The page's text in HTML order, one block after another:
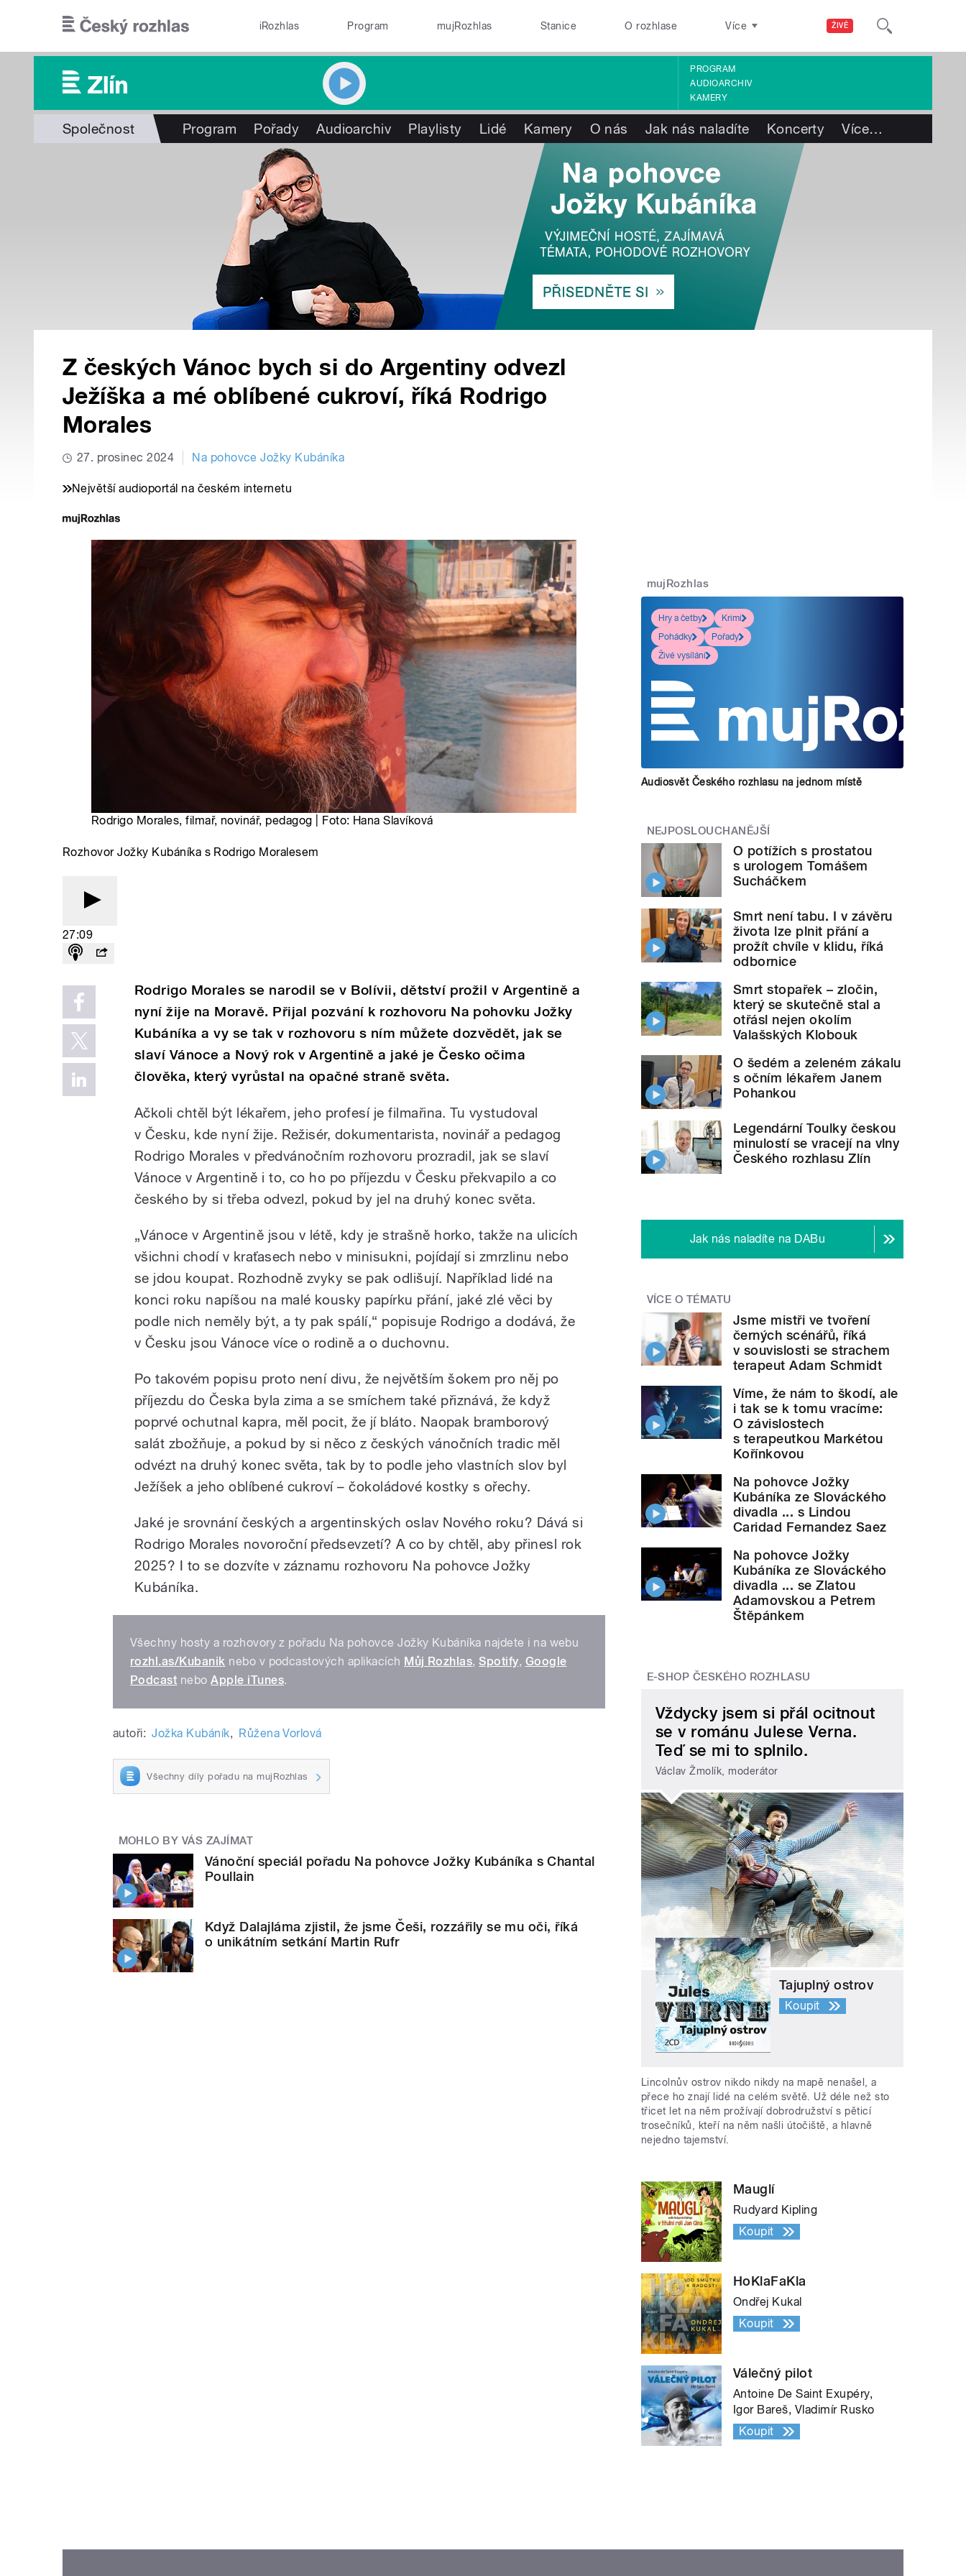
ŽIVĚ
iRozhlas Program mujRozhlas Stanice O rozhlase Více
PROGRAM
AUDIOARCHIV
KAMERY
Společnost Program Pořady Audioarchiv Playlisty Lidé Kamery O nás Jak nás naladíte Koncerty Více…
Z českých Vánoc bych si do Argentiny odvezl
Ježíška a mé oblíbené cukroví, říká Rodrigo
Morales
27. prosinec 2024 Na pohovce Jožky Kubáníka
Největší audioportál na českém internetu
Rodrigo Morales, filmař, novinář, pedagog | Foto: Hana Slavíková
Rozhovor Jožky Kubáníka s Rodrigo Moralesem
27:09
Rodrigo Morales se narodil se v Bolívii, dětství prožil v Argentině a
nyní žije na Moravě. Přijal pozvání k rozhovoru Na pohovku Jožky
Kubáníka a vy se tak v rozhovoru s ním můžete dozvědět, jak se
slaví Vánoce a Nový rok v Argentině a jaké je Česko očima
člověka, který vyrůstal na opačné straně světa.
Ačkoli chtěl být lékařem, jeho profesí je filmařina. Tu vystudoval
v Česku, kde nyní žije. Režisér, dokumentarista, novinář a pedagog
Rodrigo Morales v předvánočním rozhovoru prozradil, jak se slaví
Vánoce v Argentině i to, co ho po příjezdu v Česku překvapilo a co
českého by si třeba odvezl, pokud by jel na druhý konec světa.
„Vánoce v Argentině jsou v létě, kdy je strašně horko, takže na ulicích
všichni chodí v kraťasech nebo v minisukni, pojídají si zmrzlinu nebo
se jdou koupat. Rozhodně zvyky se pak odlišují. Například lidé na
konci roku napíšou na malé kousky papírku přání, jaké zlé věci by
podle nich neměly být, a ty pak spálí,“ popisuje Rodrigo a dodává, že
v Česku jsou Vánoce více o rodině a o duchovnu.
Po takovém popisu proto není divu, že největším šokem pro něj po
příjezdu do Česka byla zima a se smíchem také přiznává, že když
poprvé ochutnal kapra, měl pocit, že jí bláto. Naopak bramborový
salát zbožňuje, a pokud by si něco z českých vánočních tradic měl
odvézt na druhý konec světa, tak by to podle jeho vlastních slov byl
Ježíšek a jeho oblíbené cukroví – čokoládové kostky s ořechy.
Jaké je srovnání českých a argentinských oslav Nového roku? Dává si
Rodrigo Morales novoroční předsevzetí? A co by chtěl, aby přinesl rok
2025? I to se dozvíte v záznamu rozhovoru Na pohovce Jožky
Kubáníka.
Všechny hosty a rozhovory z pořadu Na pohovce Jožky Kubáníka najdete i na webu
rozhl.as/Kubanik nebo v podcastových aplikacích Můj Rozhlas,Spotify, Google
Podcast neboApple iTunes.
autoři: Jožka Kubáník, Růžena Vorlová
Všechny díly pořadu na mujRozhlas
MOHLO BY VÁS ZAJÍMAT
Vánoční speciál pořadu Na pohovce Jožky Kubáníka s Chantal
Poullain
Když Dalajláma zjistil, že jsme Češi, rozzářily se mu oči, říká
o unikátním setkání Martin Rufr
mujRozhlas
Hry a četby
Krimi
Pohádky
Pořady
Živé vysílání
Audiosvět Českého rozhlasu na jednom místě
NEJPOSLOUCHANĚJŠÍ
O potížích s prostatou
s urologem Tomášem
Sucháčkem
Smrt není tabu. I v závěru
života lze plnit přání a
prožít chvíle v klidu, říká
odbornice
Smrt stopařek – zločin,
který se skutečně stal a
otřásl nejen okolím
Valašských Klobouk
O šedém a zeleném zákalu
s očním lékařem Janem
Pohankou
Legendární Toulky českou
minulostí se vracejí na vlny
Českého rozhlasu Zlín
Jak nás naladíte na DABu
VÍCE O TÉMATU
Jsme mistři ve tvoření
černých scénářů, říká
v souvislosti se strachem
terapeut Adam Schmidt
Víme, že nám to škodí, ale
i tak se k tomu vracíme:
O závislostech
s terapeutkou Markétou
Kořínkovou
Na pohovce Jožky
Kubáníka ze Slováckého
divadla ... s Lindou
Caridad Fernandez Saez
Na pohovce Jožky
Kubáníka ze Slováckého
divadla ... se Zlatou
Adamovskou a Petrem
Štěpánkem
E-SHOP ČESKÉHO ROZHLASU
Vždycky jsem si přál ocitnout
se v románu Julese Verna.
Teď se mi to splnilo.
Václav Žmolík, moderátor
Tajuplný ostrov
Koupit
Lincolnův ostrov nikdo nikdy na mapě nenašel, a
přece ho znají lidé na celém světě. Už déle než sto
třicet let na něm prožívají dobrodružství s pěticí
trosečníků, kteří na něm našli útočiště, a hlavně
nejedno tajemství.
Mauglí
Rudyard Kipling
Koupit
HoKlaFaKla
Ondřej Kukal
Koupit
Válečný pilot
Antoine De Saint Exupéry,
Igor Bareš, Vladimír Rusko
Koupit